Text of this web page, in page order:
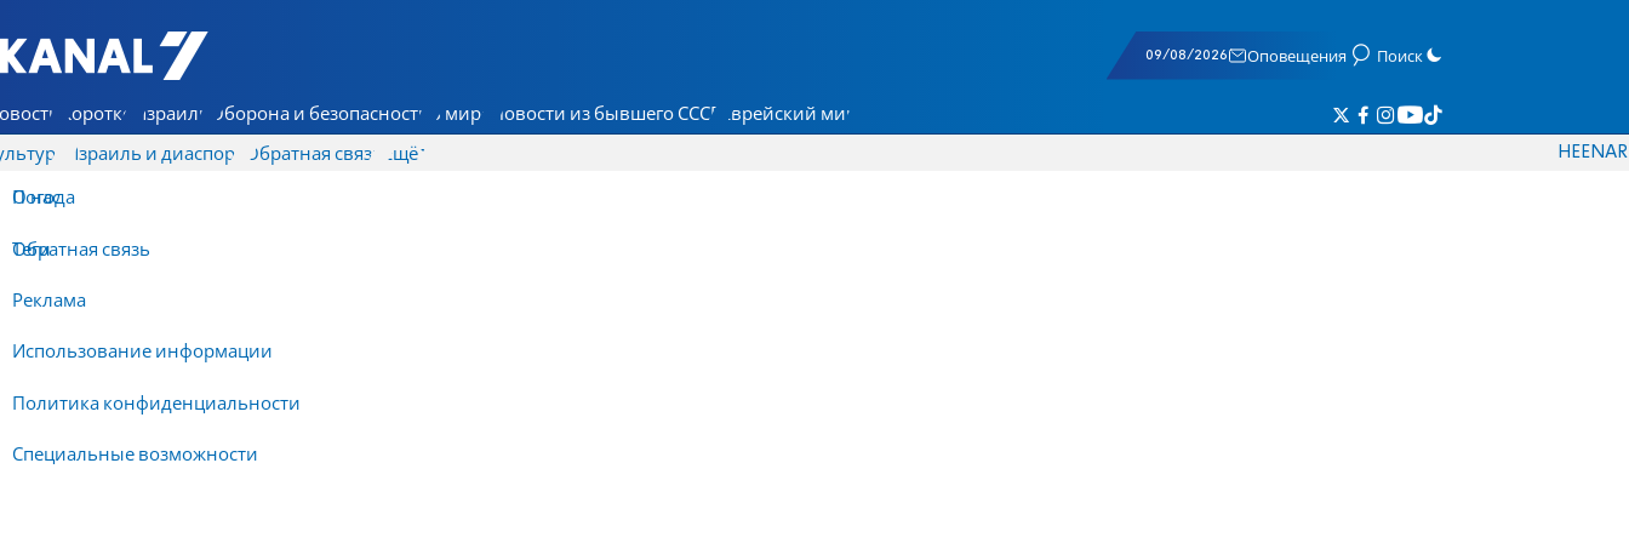
7 КАНАЛ - Аруц Шева
09/08/2026 Оповещения Поиск
Коротко Израиль Оборона и безопасность В мире Новости из бывшего СССР Еврейский мир
Израиль и диаспора Обратная связь
О нас
Обратная связь
Реклама
Использование информации
Политика конфиденциальности
Специальные возможности
Ещё
Погода
Теги
HEENAR